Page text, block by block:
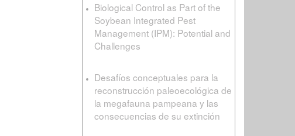
Biological Control as Part of the
Soybean Integrated Pest
Management (IPM): Potential and
Challenges
Desafíos conceptuales para la
reconstrucción paleoecológica de
la megafauna pampeana y las
consecuencias de su extinción